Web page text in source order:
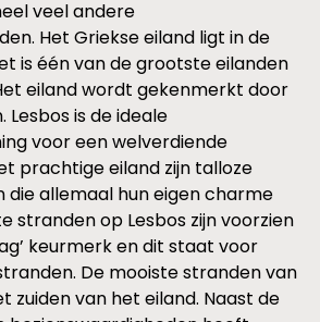
veel andere
Het Griekse eiland ligt in de
is één van de grootste eilanden
eiland wordt gekenmerkt door
is de ideale
voor een welverdiende
prachtige eiland zijn talloze
die allemaal hun eigen charme
stranden op Lesbos zijn voorzien
keurmerk en dit staat voor
De mooiste stranden van
zuiden van het eiland. Naast de